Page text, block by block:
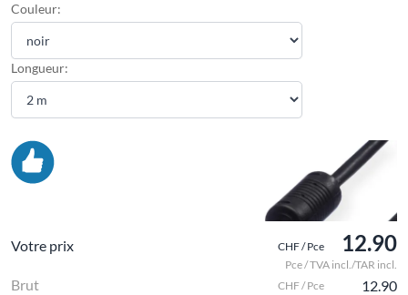
Couleur:
Longueur:
Votre prix CHF / Pce 12.90
Pce / TVA incl./TAR incl.
Brut CHF / Pce 12.90